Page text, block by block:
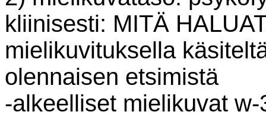
kliinisesti: MITÄ
mielikuvituksella
olennaisen etsimistä
-alkeelliset mielikuvat